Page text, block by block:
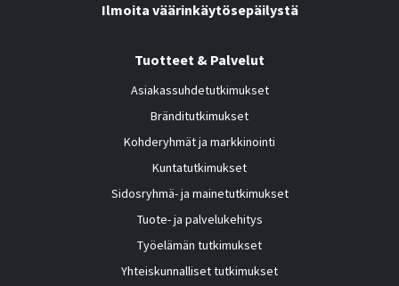
Ilmoita väärinkäytösepäilystä
Tuotteet & Palvelut
Asiakassuhdetutkimukset
Bränditutkimukset
Kohderyhmät ja markkinointi
Kuntatutkimukset
Sidosryhmä- ja mainetutkimukset
Tuote- ja palvelukehitys
Työelämän tutkimukset
Yhteiskunnalliset tutkimukset